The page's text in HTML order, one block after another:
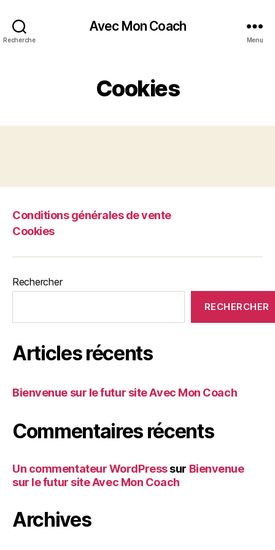
Recherche
Avec Mon Coach
Menu
Cookies
Conditions générales de vente
Cookies
Rechercher
RECHERCHER
Articles récents
Bienvenue sur le futur site Avec Mon Coach
Commentaires récents
Un commentateur WordPresssur Bienvenue
sur le futur site Avec Mon Coach
Archives